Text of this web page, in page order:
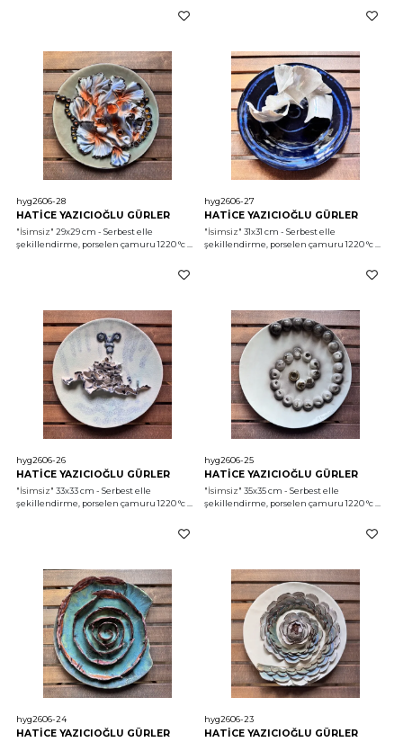
hyg2606-28
HATİCE YAZICIOĞLU GÜRLER
"İsimsiz" 29x29 cm - Serbest elle
şekillendirme, porselen çamuru 1220 °c
hyg2606-27
HATİCE YAZICIOĞLU GÜRLER
"İsimsiz" 31x31 cm - Serbest elle
şekillendirme, porselen çamuru 1220 °c
hyg2606-26
HATİCE YAZICIOĞLU GÜRLER
"İsimsiz" 33x33 cm - Serbest elle
şekillendirme, porselen çamuru 1220 °c
hyg2606-25
HATİCE YAZICIOĞLU GÜRLER
"İsimsiz" 35x35 cm - Serbest elle
şekillendirme, porselen çamuru 1220 °c
hyg2606-24
HATİCE YAZICIOĞLU GÜRLER
hyg2606-23
HATİCE YAZICIOĞLU GÜRLER